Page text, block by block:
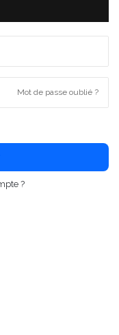
Mot de passe oublié ?
?